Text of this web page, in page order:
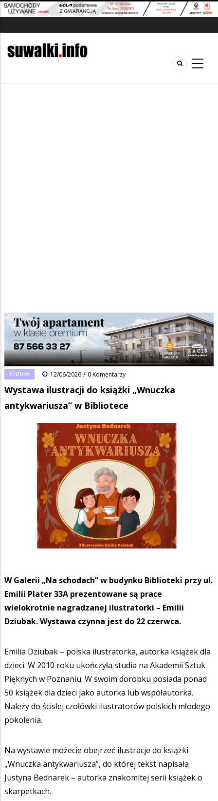
Ścieżka
nawigacyjna
Strona główna/Wiadomości/Kultura
Wystawa ilustracji do książki „Wnuczka antykwariusza” w Bibliotece
FacebookPinterestTumblr
0 Reddit Share
KULTURA 12/06/2026 / 0 Komentarzy
Wystawa ilustracji do książki „Wnuczka
antykwariusza” w Bibliotece
W Galerii „Na schodach” w budynku Biblioteki przy ul.
Emilii Plater 33A prezentowane są prace
wielokrotnie nagradzanej ilustratorki – Emilii
Dziubak. Wystawa czynna jest do 22 czerwca.
Emilia Dziubak – polska ilustratorka, autorka książek dla
dzieci. W 2010 roku ukończyła studia na Akademii Sztuk
Pięknych w Poznaniu. W swoim dorobku posiada ponad
50 książek dla dzieci jako autorka lub współautorka.
Należy do ścisłej czołówki ilustratorów polskich młodego
pokolenia.
Na wystawie możecie obejrzeć ilustracje do książki
„Wnuczka antykwariusza”, do której tekst napisała
Justyna Bednarek – autorka znakomitej serii książek o
skarpetkach.